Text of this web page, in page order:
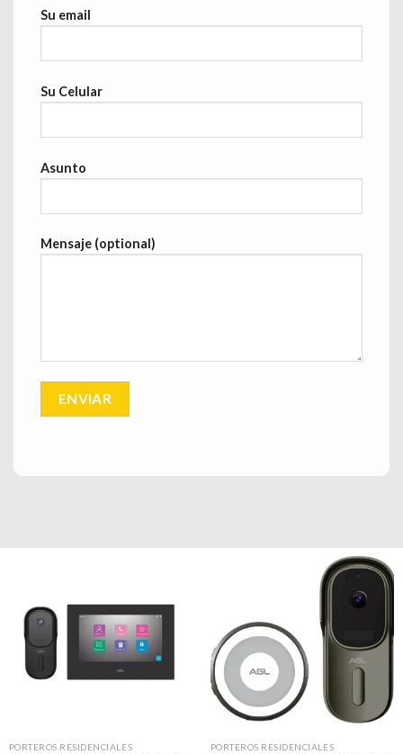
Su email
Su Celular
Asunto
Mensaje (optional)
PORTEROS RESIDENCIALES PORTEROS RESIDENCIALES